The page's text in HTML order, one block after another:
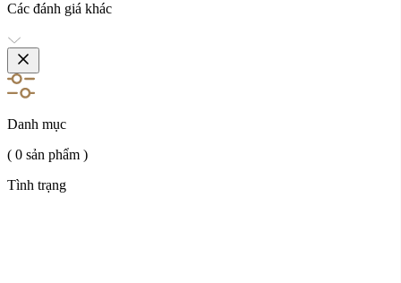
Các đánh giá khác
Danh mục
( 0 sản phẩm )
Tình trạng